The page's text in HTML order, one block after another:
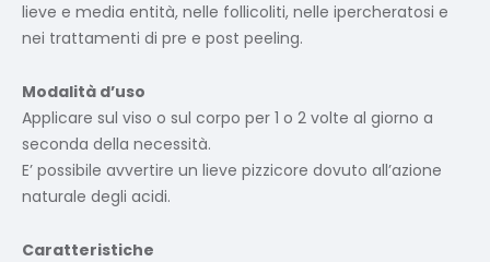
lieve e media entità, nelle follicoliti, nelle ipercheratosi e
nei trattamenti di pre e post peeling.
Modalità d’uso
Applicare sul viso o sul corpo per 1 o 2 volte al giorno a
seconda della necessità.
E’ possibile avvertire un lieve pizzicore dovuto all’azione
naturale degli acidi.
Caratteristiche